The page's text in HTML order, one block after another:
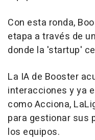
Con esta ronda,
etapa a través de
donde la 'startup'
La IA de Booster
interacciones y ya
como Acciona,
para gestionar sus
los equipos.